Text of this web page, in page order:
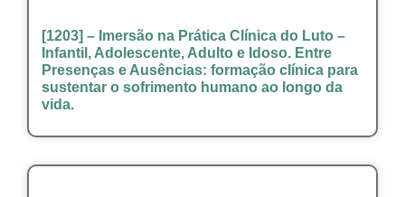
[1203] – Imersão na Prática Clínica do Luto –
Infantil, Adolescente, Adulto e Idoso. Entre
Presenças e Ausências: formação clínica para
sustentar o sofrimento humano ao longo da
vida.